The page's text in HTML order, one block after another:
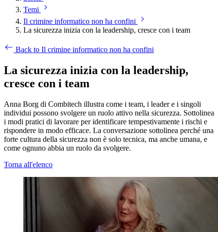
Temi
Il crimine informatico non ha confini
La sicurezza inizia con la leadership, cresce con i team
Back to Il crimine informatico non ha confini
La sicurezza inizia con la leadership,
cresce con i team
Anna Borg di Combitech illustra come i team, i leader e i singoli
individui possono svolgere un ruolo attivo nella sicurezza. Sottolinea
i modi pratici di lavorare per identificare tempestivamente i rischi e
rispondere in modo efficace. La conversazione sottolinea perché una
forte cultura della sicurezza non è solo tecnica, ma anche umana, e
come ognuno abbia un ruolo da svolgere.
Torna all'elenco